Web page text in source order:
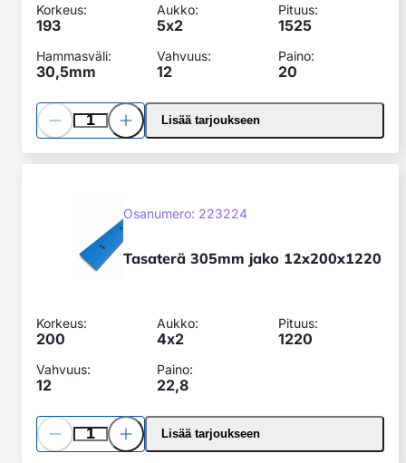
Korkeus:
193
Aukko:
5x2
Pituus:
1525
Hammasväli:
30,5mm
Vahvuus:
12
Paino:
20
Pienennä
määrää
Lisää
määrääLisää tarjoukseen
12x200x1220
SKU:
Osanumero: 223224
Tasaterä 305mm jako 12x200x1220
Korkeus:
200
Aukko:
4x2
Pituus:
1220
Vahvuus:
12
Paino:
22,8
Pienennä
määrää
Lisää
määrääLisää tarjoukseen